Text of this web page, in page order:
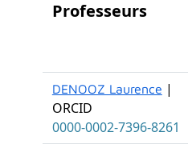
Professeurs
DENOOZ Laurence |
ORCID
0000-0002-7396-8261